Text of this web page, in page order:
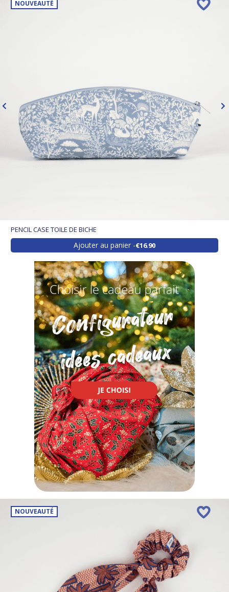
NOUVEAUTÉ
PENCIL CASE TOILE DE BICHE
Ajouter au panier €16.90
NOUVEAUTÉ